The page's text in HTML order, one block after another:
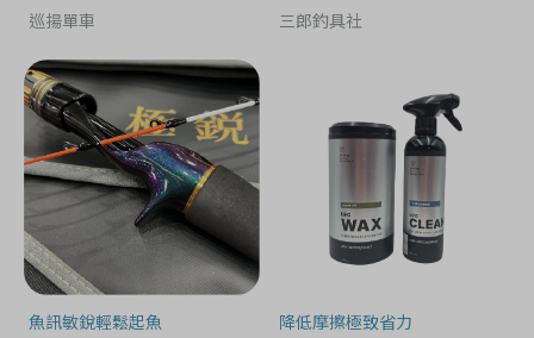
巡揚單車 三郎釣具社
魚訊敏銳輕鬆起魚 降低摩擦極致省力